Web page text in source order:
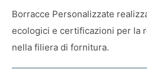
Borracce Personalizzate
ecologici e certificazioni per la
nella filiera di fornitura.